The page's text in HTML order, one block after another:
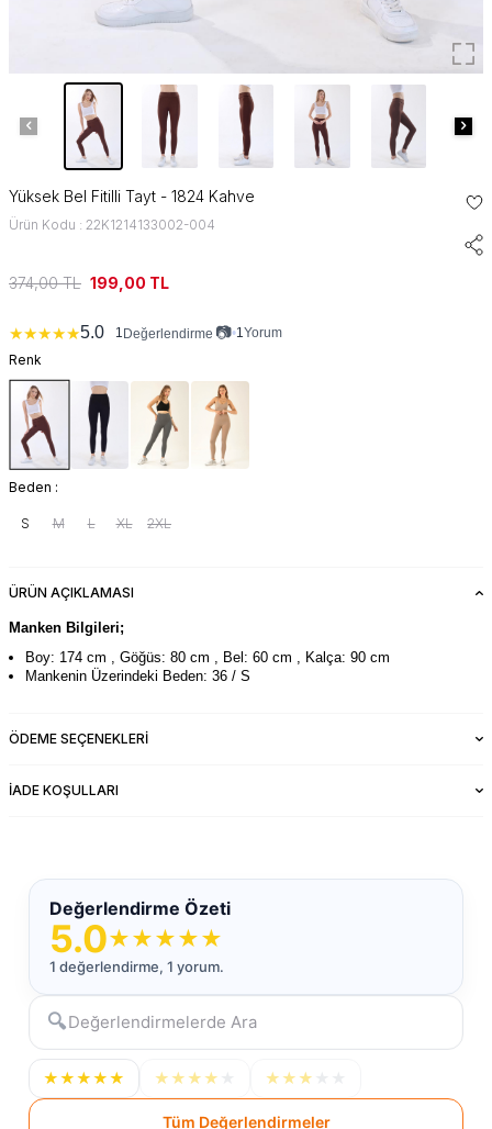
Yüksek Bel Fitilli Tayt - 1824 Kahve
Ürün Kodu : 22K1214133002-004
374,00TL 199,00 TL
★★★★★5.0 1Değerlendirme 📷•1Yorum
Renk
Beden :
S M L XL 2XL
ÜRÜN AÇIKLAMASI
Manken Bilgileri;
Boy: 174 cm , Göğüs: 80 cm , Bel: 60 cm , Kalça: 90 cm
Mankenin Üzerindeki Beden: 36 / S
ÖDEME SEÇENEKLERI
İADE KOŞULLARI
Değerlendirme Özeti
5.0★★★★★
1 değerlendirme, 1 yorum.
🔍
★★★★★ ★ ★ ★ ★ ★ ★ ★
Tüm Değerlendirmeler